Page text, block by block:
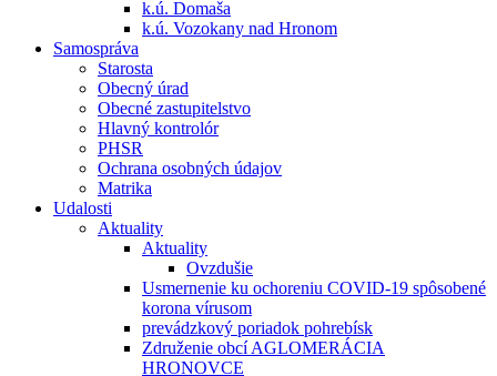
k.ú. Domaša
k.ú. Vozokany nad Hronom
Samospráva
Starosta
Obecný úrad
Obecné zastupitelstvo
Hlavný kontrolór
PHSR
Ochrana osobných údajov
Matrika
Udalosti
Aktuality
Aktuality
Ovzdušie
Usmernenie ku ochoreniu COVID-19 spôsobené
korona vírusom
prevádzkový poriadok pohrebísk
Združenie obcí AGLOMERÁCIA
HRONOVCE